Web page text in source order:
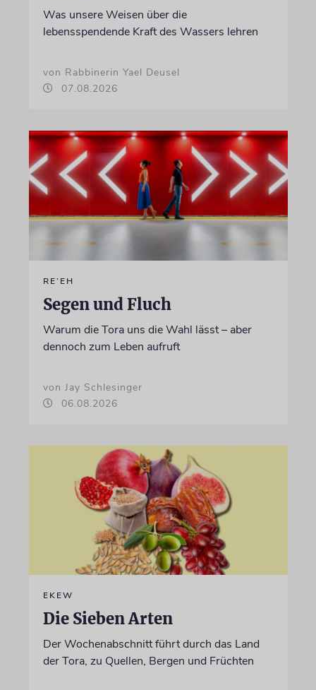
Was unsere Weisen über die
lebensspendende Kraft des Wassers lehren
von Rabbinerin Yael Deusel
07.08.2026
RE’EH
Segen und Fluch
Warum die Tora uns die Wahl lässt – aber
dennoch zum Leben aufruft
von Jay Schlesinger
06.08.2026
EKEW
Die Sieben Arten
Der Wochenabschnitt führt durch das Land
der Tora, zu Quellen, Bergen und Früchten